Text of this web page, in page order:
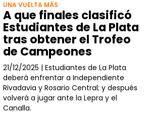
UNA VUELTA MÁS
A que finales clasificó
Estudiantes de La Plata
tras obtener el Trofeo
de Campeones
21/12/2025 |Estudiantes de La Plata
deberá enfrentar a Independiente
Rivadavia y Rosario Central; y después
volverá a jugar ante la Lepra y el
Canalla.